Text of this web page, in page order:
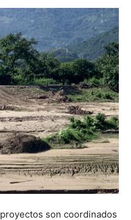
son coordinados